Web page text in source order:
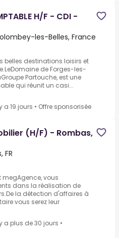
H/F - CDI -
les-Belles, France
belles destinations loisirs et
de Forges-les-
Partouche, est une
qui réunit un casi...
a 19 jours • Offre sponsorisée
(H/F) - Rombas,
FR
megAgence, vous
dans la réalisation de
la détection d'affaires à
vous serez leur
a plus de 30 jours •